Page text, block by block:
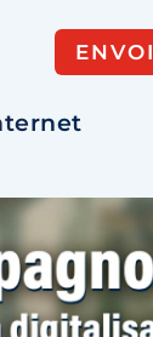
ENVOI